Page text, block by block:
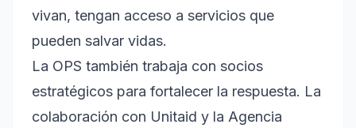
vivan, tengan acceso a servicios que
pueden salvar vidas.
La OPS también trabaja con socios
estratégicos para fortalecer la respuesta. La
colaboración con Unitaid y la Agencia